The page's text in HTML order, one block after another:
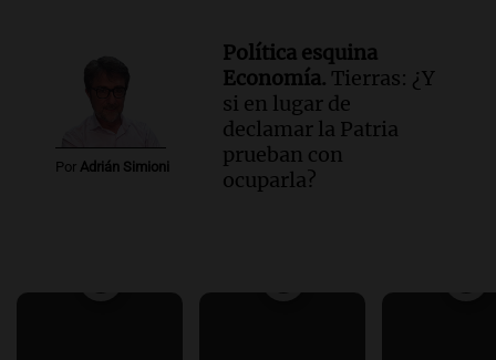
Por Adrián Simioni
Política esquina
Economía. Tierras: ¿Y
si en lugar de
declamar la Patria
prueban con
ocuparla?